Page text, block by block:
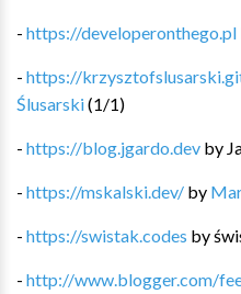
- https://developeronthego.pl
- https://
Ślusarski(1/1)
- https://blog.jgardo.dev by
- https://mskalski.dev/ by
- https://swistak.codes by
- http://www.blogger.com/